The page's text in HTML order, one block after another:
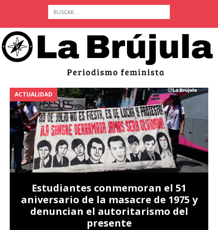
ACTUALIDAD
Estudiantes conmemoran el 51
aniversario de la masacre de 1975 y
denuncian el autoritarismo del
presente